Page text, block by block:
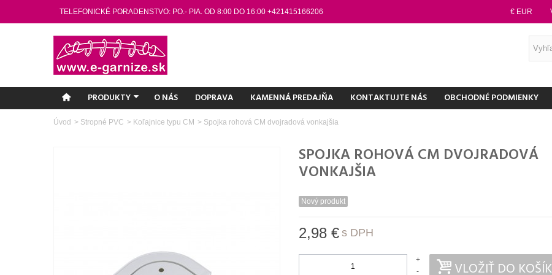
TELEFONICKÉ PORADENSTVO: PO.- PIA. OD 8:00 DO 16:00 +421415166206 € EUR
PRODUKTY O NÁS DOPRAVA KAMENNÁ PREDAJŇA KONTAKTUJTE NÁS OBCHODNÉ PODMIENKY
Úvod > Stropné PVC > Koľajnice typu CM > Spojka rohová CM dvojradová vonkajšia
SPOJKA ROHOVÁ CM DVOJRADOVÁ
VONKAJŠIA
Nový produkt
2,98 € s DPH
-
+ VLOŽIŤ DO